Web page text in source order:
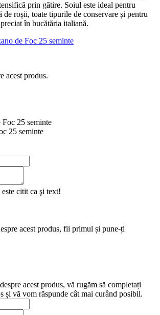
prin gătire. Soiul este ideal pentru
de roșii, toate tipurile de conservare și pentru
în bucătăria italiană.
de Foc 25 seminte
acest produs.
25 seminte
citit ca şi text!
acest produs, fii primul și pune-ți
acest produs, vă rugăm să completați
și vă vom răspunde cât mai curând posibil.